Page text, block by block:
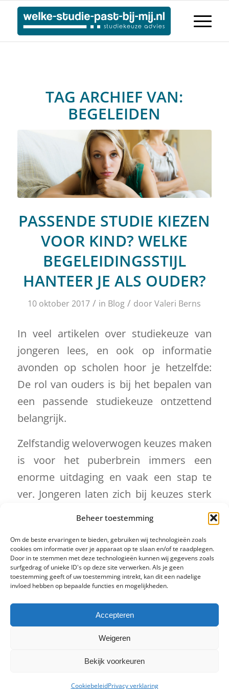
Beheer toestemming
Om de beste ervaringen te bieden, gebruiken wij technologieën zoals
cookies om informatie over je apparaat op te slaan en/of te raadplegen.
Door in te stemmen met deze technologieën kunnen wij gegevens zoals
surfgedrag of unieke ID's op deze site verwerken. Als je geen
toestemming geeft of uw toestemming intrekt, kan dit een nadelige
invloed hebben op bepaalde functies en mogelijkheden.
Accepteren
Weigeren
Bekijk voorkeuren
CookiebeleidPrivacy verklaring
TAG ARCHIEF VAN:
BEGELEIDEN
PASSENDE STUDIE KIEZEN
VOOR KIND? WELKE
BEGELEIDINGSSTIJL
HANTEER JE ALS OUDER?
10 oktober 2017 / in Blog / doorValeri Berns
In veel artikelen over studiekeuze van
jongeren lees, en ook op informatie
avonden op scholen hoor je hetzelfde:
De rol van ouders is bij het bepalen van
een passende studiekeuze ontzettend
belangrijk.
Zelfstandig weloverwogen keuzes maken
is voor het puberbrein immers een
enorme uitdaging en vaak een stap te
ver. Jongeren laten zich bij keuzes sterk
beïnvloeden en sturen door anderen. Bij
hun studiekeuze zijn dat vooral hun
ouders.
Lees meer
Facebook
Twitter
LinkedIn